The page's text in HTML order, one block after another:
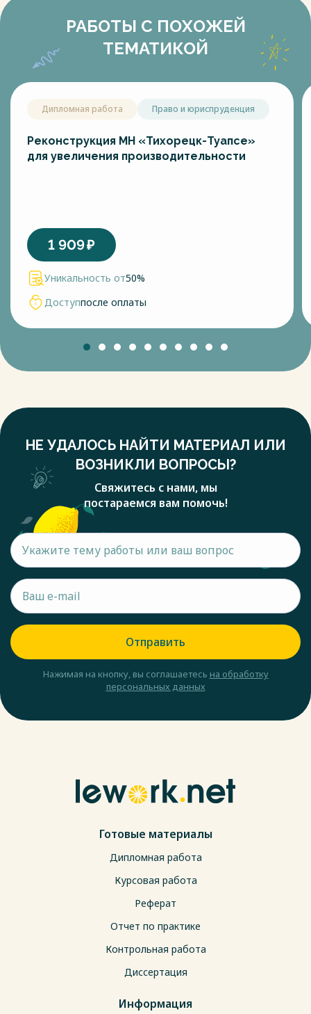
РАБОТЫ С ПОХОЖЕЙ
ТЕМАТИКОЙ
Дипломная работа Право и юриспруденция
Реконструкция МН «Тихорецк-Туапсе»
для увеличения производительности
1 909₽
Уникальность от50%
Доступпосле оплаты
НЕ УДАЛОСЬ НАЙТИ МАТЕРИАЛ ИЛИ
ВОЗНИКЛИ ВОПРОСЫ?
Свяжитесь с нами, мы
постараемся вам помочь!
Отправить
Нажимая на кнопку, вы соглашаетесь на обработку
персональных данных
Готовые материалы
Дипломная работа
Курсовая работа
Реферат
Отчет по практике
Контрольная работа
Диссертация
Информация